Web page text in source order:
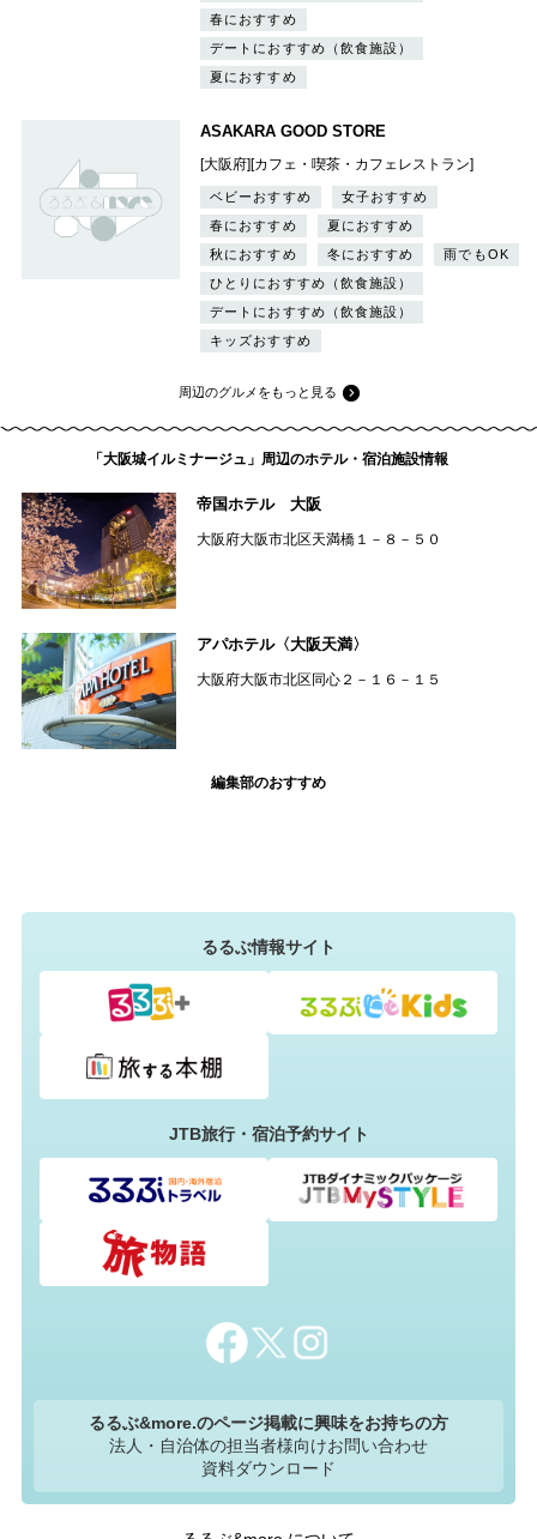
春におすすめ
デートにおすすめ（飲食施設）
夏におすすめ
ASAKARA GOOD STORE
[大阪府][カフェ・喫茶・カフェレストラン]
ベビーおすすめ
女子おすすめ
春におすすめ
夏におすすめ
秋におすすめ
冬におすすめ
雨でもOK
ひとりにおすすめ（飲食施設）
デートにおすすめ（飲食施設）
キッズおすすめ
周辺のグルメをもっと見る
「大阪城イルミナージュ」周辺のホテル・宿泊施設情報
帝国ホテル 大阪
大阪府大阪市北区天満橋１－８－５０
アパホテル〈大阪天満〉
大阪府大阪市北区同心２－１６－１５
編集部のおすすめ
るるぶ情報サイト
JTB旅行・宿泊予約サイト
るるぶ&more.のページ掲載に興味をお持ちの方
法人・自治体の担当者様向けお問い合わせ
資料ダウンロード